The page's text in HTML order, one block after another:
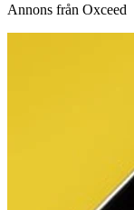
Annons från Oxceed